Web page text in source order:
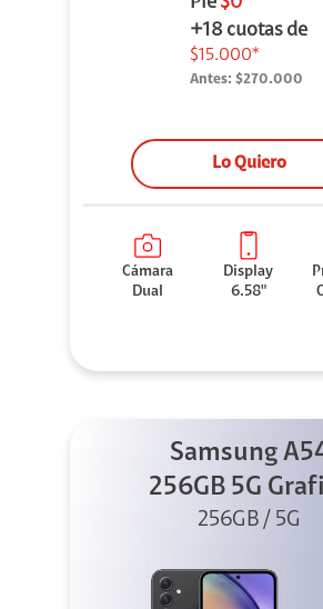
+18 cuotas de
$15.000*
Antes: $270.000
Lo Quiero
Cámara
Dual
Display
6.58"
Samsung
256GB 5G
256GB / 5G